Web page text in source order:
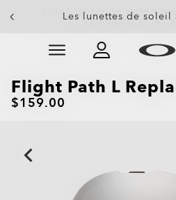
Les lunettes de soleil
Solde de fin de saison :
vêtements et les
Slide 4 of 4. Solde de fin de
Flight Path L
$159.00